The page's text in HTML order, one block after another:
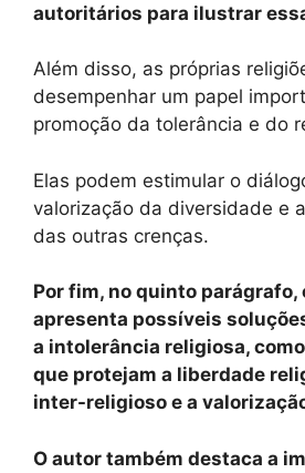
autoritários para ilustrar
Além disso, as próprias
desempenhar um papel
promoção da tolerância e do
Elas podem estimular o
valorização da diversidade e
das outras crenças.
Por fim, no quinto parágrafo,
apresenta possíveis
a intolerância religiosa,
que protejam a liberdade
inter-religioso e a
O autor também destaca a